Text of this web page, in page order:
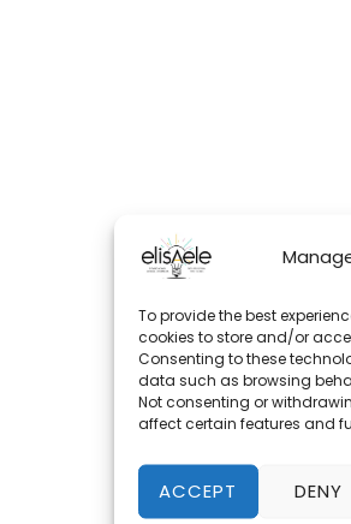
To provide the best
cookies to store and/or
Consenting to these
data such as browsing
Not consenting or
affect certain features and
ACCEPT DENY